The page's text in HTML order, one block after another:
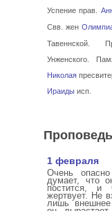
Успение прав.
Свв. жен
Тавеннской.
Унженского.
Николая
Ираиды исп.
Проповедь
1 февраля
Очень
думает, что
постится, и
жертвует. Не
лишь внешнее